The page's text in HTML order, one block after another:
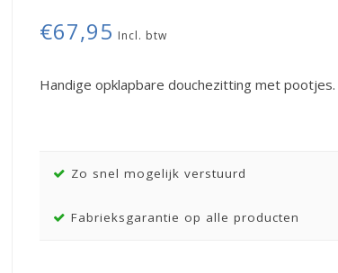
€67,95 Incl. btw
Handige opklapbare douchezitting met
Zo snel mogelijk verstuurd
Fabrieksgarantie op alle producten